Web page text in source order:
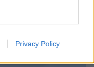
Privacy Policy